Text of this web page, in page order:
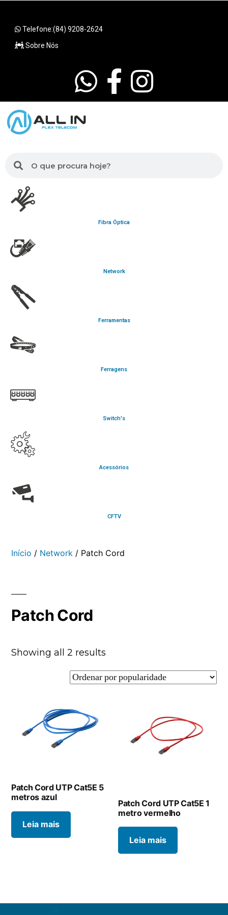
Telefone:(84) 9208-2624
Sobre Nós
Fibra Óptica
Network
Ferramentas
Ferragens
Switch's
Acessórios
CFTV
Início / Network / Patch Cord
Patch Cord
Showing all 2 results
Patch Cord UTP Cat5E 5
metros azul
Leia mais
Patch Cord UTP Cat5E 1
metro vermelho
Leia mais